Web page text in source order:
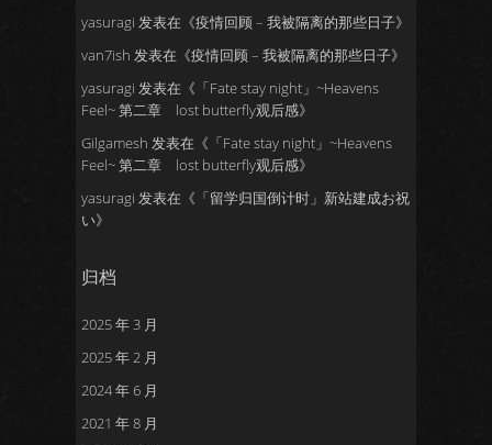
yasuragi 发表在《疫情回顾 – 我被隔离的那些日子》
van7ish 发表在《疫情回顾 – 我被隔离的那些日子》
yasuragi 发表在《 「Fate stay night」~Heavens
Feel~ 第二章 lost butterfly观后感》
Gilgamesh 发表在《 「Fate stay night」~Heavens
Feel~ 第二章 lost butterfly观后感》
yasuragi 发表在《 「留学归国倒计时」新站建成お祝
い》
归档
2025 年 3 月
2025 年 2 月
2024 年 6 月
2021 年 8 月